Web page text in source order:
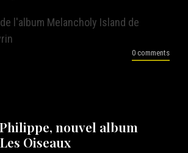
l'album Melancholy Island de
0 comments
nouvel album
Oiseaux